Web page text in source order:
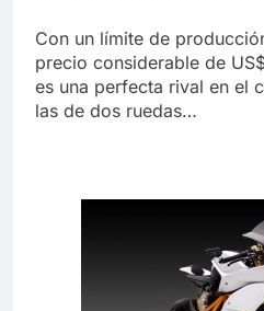
Con un límite de
precio considerable de
es una perfecta rival en el
las de dos ruedas…